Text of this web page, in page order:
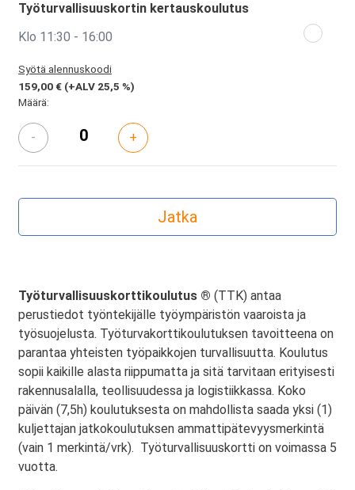
Työturvallisuuskortin kertauskoulutus
Klo 11:30 - 16:00
Syötä alennuskoodi
159,00 € (+ALV 25,5 %)
Määrä:
- +
Työturvallisuuskorttikoulutus ® (TTK) antaa
perustiedot työntekijälle työympäristön vaaroista ja
työsuojelusta. Työturvakorttikoulutuksen tavoitteena on
parantaa yhteisten työpaikkojen turvallisuutta. Koulutus
sopii kaikille alasta riippumatta ja sitä tarvitaan erityisesti
rakennusalalla, teollisuudessa ja logistiikkassa. Koko
päivän (7,5h) koulutuksesta on mahdollista saada yksi (1)
kuljettajan jatkokoulutuksen ammattipätevyysmerkintä
(vain 1 merkintä/vrk). Työturvallisuuskortti on voimassa 5
vuotta.